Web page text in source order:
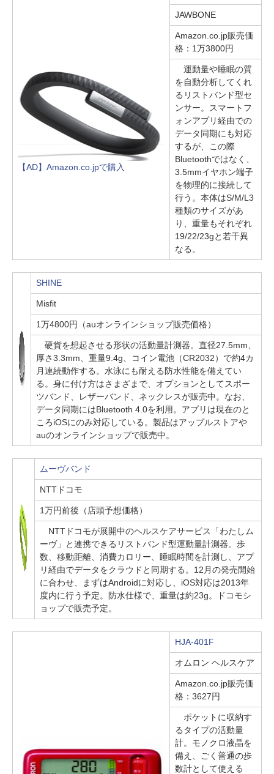
【AD】Amazon.co.jpで購入
JAWBONE
Amazon.co.jp販売価
格：1万3800円
運動量や睡眠の質
を自動分析してくれ
るリストバンド型セ
ンサー。スマートフ
ォンアプリ経由での
データ同期にも対応
するが、この際
Bluetoothではなく、
3.5mmイヤホン端子
を物理的に接続して
行う。本体はS/M/L3
種類のサイズがあ
り、重量もそれぞれ
19/22/23gと若干異
なる。
SHINE
Misfit
1万4800円（auオンラインショップ販売価格）
硬貨を想起させる形状の活動量計測器。直径27.5mm、
厚さ3.3mm、重量9.4g、コイン電池（CR2032）で約4カ
月連続動作する。水泳にも耐える防水性能を備えてい
る。身に付け方はさまざまで、オプションとしてスポー
ツバンド、レザーバンド、ネックレスが販売中。なお、
データ同期にはBluetooth 4.0を利用。アプリは現在のと
ころiOSにのみ対応している。製品はアップルストアや
auのオンラインショップで販売中。
ムーヴバンド
NTTドコモ
1万円前後（店頭予想価格）
NTTドコモが展開中のヘルスケアサービス「わたしム
ーヴ」と連携できるリストバンド型運動量計測器。歩
数、移動距離、消費カロリー、睡眠時間を計測し、アプ
リ経由でデータをクラウドと同期する。12月の発売開始
に合わせ、まずはAndroidに対応し、iOS対応は2013年
度内に行う予定。防水仕様で、重量は約23g。ドコモシ
ョップで販売予定。
HJA-401F
オムロン ヘルスケア
Amazon.co.jp販売価
格：3627円
ポケットに収納す
るタイプの活動量
計。モノクロ液晶を
備え、ごく普通の歩
数計として使える